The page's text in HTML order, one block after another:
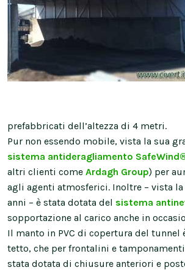
prefabbricati dell’altezza di 4 metri.
Pur non essendo mobile, vista la sua
sistema antideragliamento
altri clienti come Ardagh Group) per
agli agenti atmosferici. Inoltre – vista
anni – è stata dotata del sistema
sopportazione al carico anche in
Il manto in PVC di copertura del tunnel
tetto, che per frontalini e
stata dotata di chiusure anteriori e